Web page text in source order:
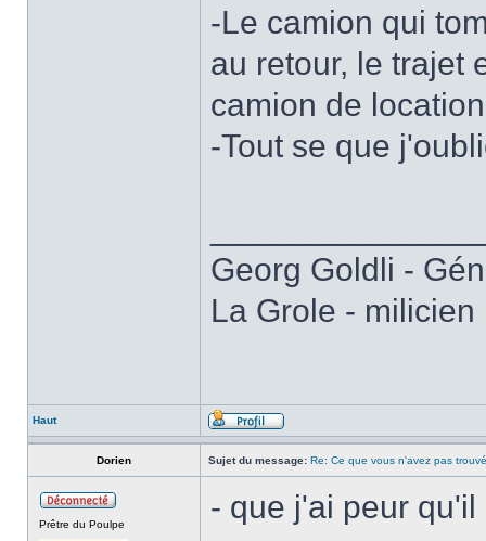
-Le camion qui
au retour, le trajet
camion de
-Tout se que
Georg Goldli -
La Grole - milicien
Haut
Dorien Sujet du message: Re: Ce que vous n'avez pas
Prêtre du Poulpe - que j'ai peur